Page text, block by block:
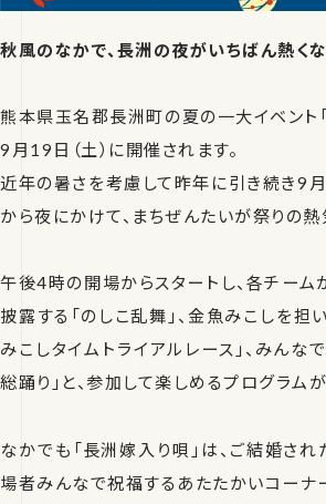
秋風のなかで、長洲の夜がいちばん熱くな
熊本県玉名郡長洲町の夏の一大イベント「
9月19日（土）に開催されます。
近年の暑さを考慮して昨年に引き続き9
から夜にかけて、まちぜんたいが祭りの熱
午後4時の開場からスタートし、各チー
披露する「のしこ乱舞」、金魚みこしを担
みこしタイムトライアルレース」、みんな
総踊り」と、参加して楽しめるプログラムが
なかでも「長洲嫁入り唄」は、ご結婚さ
場者みんなで祝福するあたたかいコーナ